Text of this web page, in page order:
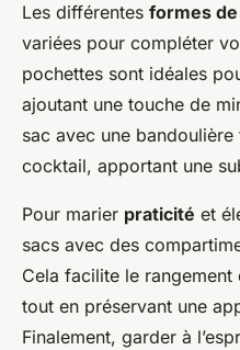
Les différentes formes
variées pour compléter
pochettes sont idéales
ajoutant une touche de
sac avec une
cocktail, apportant une
Pour marier praticité et
sacs avec des
Cela facilite le
tout en préservant une
Finalement, garder à